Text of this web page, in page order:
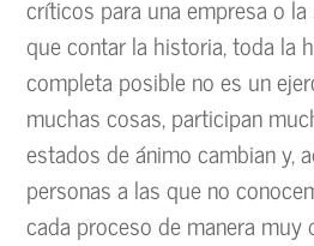
críticos para una empresa o
que contar la historia, toda la
completa posible no es un
muchas cosas, participan
estados de ánimo cambian y,
personas a las que no
cada proceso de manera muy